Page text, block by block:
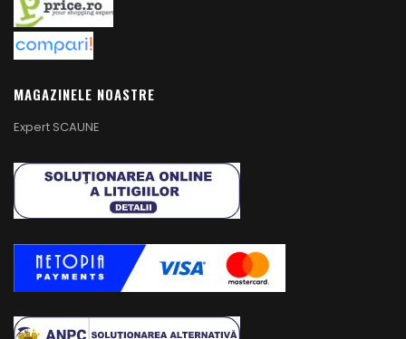
MAGAZINELE NOASTRE
Expert SCAUNE